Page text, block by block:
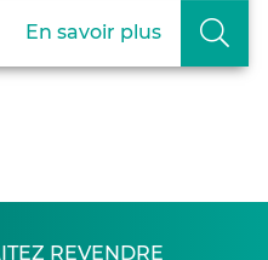
En savoir plus
REVENDRE